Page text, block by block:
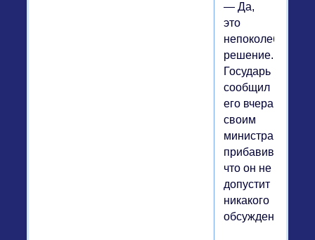
— Да,
это
непоколебимое
решение.
Государь
сообщил
его вчера
своим
министрам,
прибавив,
что он не
допустит
никакого
обсуждения.